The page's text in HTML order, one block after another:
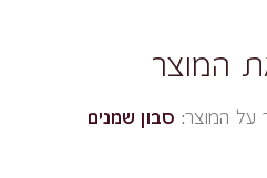
המוצר
המוצר: סבון שמנים